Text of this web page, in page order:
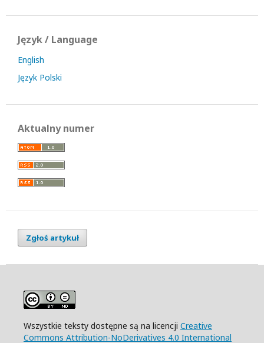
Język / Language
English
Język Polski
Aktualny numer
Zgłoś artykuł
Wszystkie teksty dostępne są na licencji Creative
Commons Attribution-NoDerivatives 4.0 International